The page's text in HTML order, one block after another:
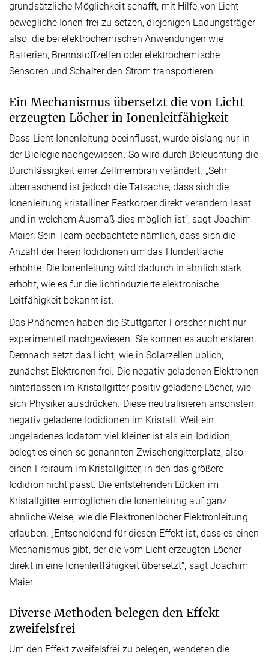
grundsätzliche Möglichkeit schafft, mit Hilfe von Licht
bewegliche Ionen frei zu setzen, diejenigen Ladungsträger
also, die bei elektrochemischen Anwendungen wie
Batterien, Brennstoffzellen oder elektrochemische
Sensoren und Schalter den Strom transportieren.
Ein Mechanismus übersetzt die von Licht
erzeugten Löcher in Ionenleitfähigkeit
Dass Licht Ionenleitung beeinflusst, wurde bislang nur in
der Biologie nachgewiesen. So wird durch Beleuchtung die
Durchlässigkeit einer Zellmembran verändert. „Sehr
überraschend ist jedoch die Tatsache, dass sich die
Ionenleitung kristalliner Festkörper direkt verändern lässt
und in welchem Ausmaß dies möglich ist“, sagt Joachim
Maier. Sein Team beobachtete nämlich, dass sich die
Anzahl der freien Iodidionen um das Hundertfache
erhöhte. Die Ionenleitung wird dadurch in ähnlich stark
erhöht, wie es für die lichtinduzierte elektronische
Leitfähigkeit bekannt ist.
Das Phänomen haben die Stuttgarter Forscher nicht nur
experimentell nachgewiesen. Sie können es auch erklären.
Demnach setzt das Licht, wie in Solarzellen üblich,
zunächst Elektronen frei. Die negativ geladenen Elektronen
hinterlassen im Kristallgitter positiv geladene Löcher, wie
sich Physiker ausdrücken. Diese neutralisieren ansonsten
negativ geladene Iodidionen im Kristall. Weil ein
ungeladenes Iodatom viel kleiner ist als ein Iodidion,
belegt es einen so genannten Zwischengitterplatz, also
einen Freiraum im Kristallgitter, in den das größere
Iodidion nicht passt. Die entstehenden Lücken im
Kristallgitter ermöglichen die Ionenleitung auf ganz
ähnliche Weise, wie die Elektronenlöcher Elektronleitung
erlauben. „Entscheidend für diesen Effekt ist, dass es einen
Mechanismus gibt, der die vom Licht erzeugten Löcher
direkt in eine Ionenleitfähigkeit übersetzt“, sagt Joachim
Maier.
Diverse Methoden belegen den Effekt
zweifelsfrei
Um den Effekt zweifelsfrei zu belegen, wendeten die